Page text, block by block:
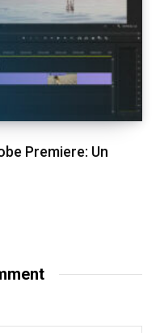
Premiere: Un